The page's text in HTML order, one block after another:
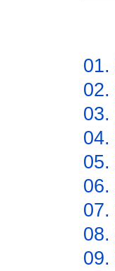
01.
02.
03.
04.
05.
06.
07.
08.
09.